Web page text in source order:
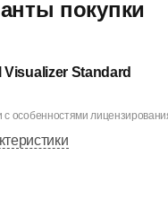
покупки
Visualizer Standard
с особенностями